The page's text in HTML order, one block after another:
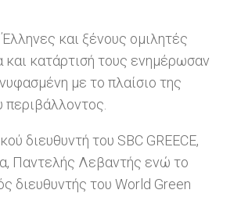
και ξένους ομιλητές
και κατάρτισή τους ενημέρωσαν
με το πλαίσιο της
περιβάλλοντος.
διευθυντή του SBC GREECE,
Παντελής Λεβαντής ενώ το
διευθυντής του World Green